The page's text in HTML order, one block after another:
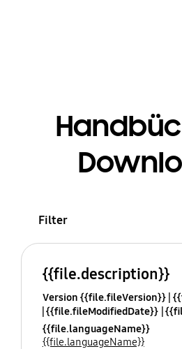
Filter
{{file.description}}
Version {{file.fileVersion}}
{{file.fileModifiedDate}}
{{file.languageName}}
{{file.languageName}}